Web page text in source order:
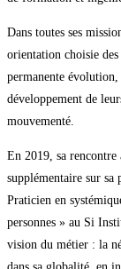
Dans toutes ses
orientation choisie des
permanente
développement de
mouvementé.
En 2019, sa
supplémentaire sur
Praticien en
personnes » au Si
vision du métier : la